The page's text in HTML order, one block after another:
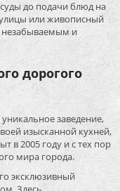
до подачи блюд на
или живописный
незабываемым и
дорогого
заведение,
изысканной кухней,
в 2005 году и с тех пор
мира города.
эксклюзивный